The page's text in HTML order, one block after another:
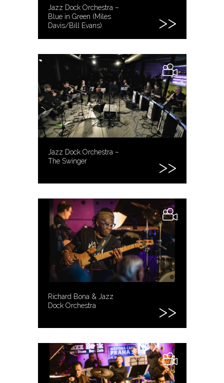
Jazz Dock Orchestra –
Blue in Green (Miles
Davis/Bill Evans)
Jazz Dock Orchestra –
The Swinger
Richard Bona & Jazz
Dock Orchestra